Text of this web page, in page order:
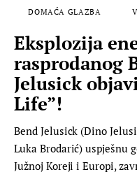
DOMAĆA GLAZBA
Eksplozija
rasprodanog
Jelusick
Life”!
Bend Jelusick (Dino
Luka Brodarić) uspješnu
Južnoj Koreji i Europi,